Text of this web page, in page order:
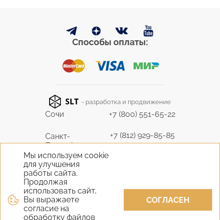
Мы используем cookie
для улучшения
работы сайта.
Продолжая
использовать сайт,
Вы выражаете
согласие на
обработку файлов
СОГЛАСЕН
Способы оплаты:
- разработка и продвижение
Сочи +7 (800) 551-65-22
Санкт-
Петербург
+7 (812) 929-85-85
9298585@bk.ru
Москва
Крым
+7 (978) 824-31-10
vernisage-c@mail.ru